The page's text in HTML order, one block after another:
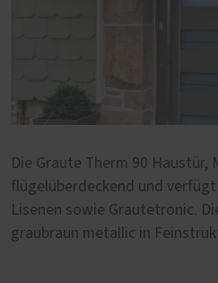
Die Graute Therm 90 Haustür,
flügelüberdeckend und
Lisenen sowie Grautetronic.
graubraun metallic in